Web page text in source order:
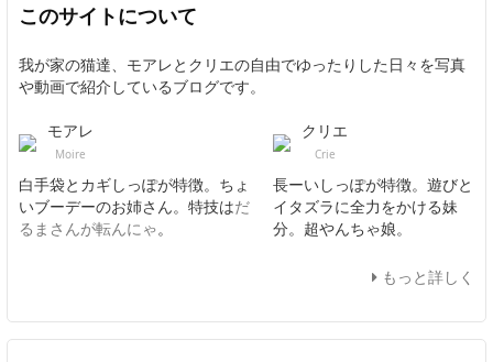
このサイトについて
我が家の猫達、モアレとクリエの自由でゆったりした日々を写真
や動画で紹介しているブログです。
モアレ
Moire
白手袋とカギしっぽが特徴。ちょ
いブーデーのお姉さん。特技はだ
るまさんが転んにゃ。
クリエ
Crie
長ーいしっぽが特徴。遊びと
イタズラに全力をかける妹
分。超やんちゃ娘。
もっと詳しく